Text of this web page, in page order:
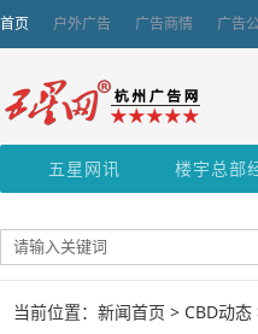
首页 户外广告 广告商情 广告
五星网讯 楼宇总部
当前位置：新闻首页 > CBD动态